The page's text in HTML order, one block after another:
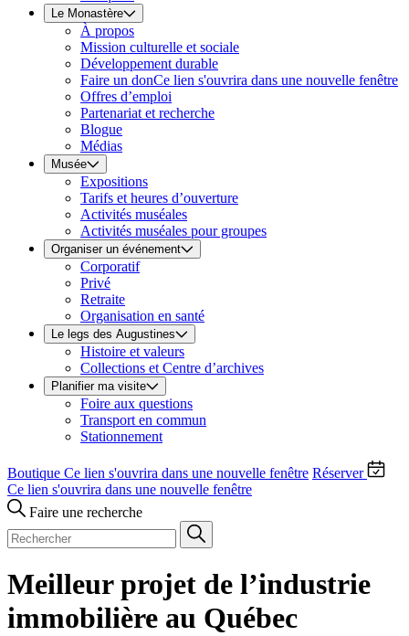
Le Monastère
À propos
Mission culturelle et sociale
Développement durable
Faire un donCe lien s'ouvrira dans une nouvelle fenêtre
Offres d’emploi
Partenariat et recherche
Blogue
Médias
Musée
Expositions
Tarifs et heures d’ouverture
Activités muséales
Activités muséales pour groupes
Organiser un événement
Corporatif
Privé
Retraite
Organisation en santé
Le legs des Augustines
Histoire et valeurs
Collections et Centre d’archives
Planifier ma visite
Foire aux questions
Transport en commun
Stationnement
Boutique Ce lien s'ouvrira dans une nouvelle fenêtre Réserver
Ce lien s'ouvrira dans une nouvelle fenêtre
Faire une recherche
Meilleur projet de l’industrie
immobilière au Québec